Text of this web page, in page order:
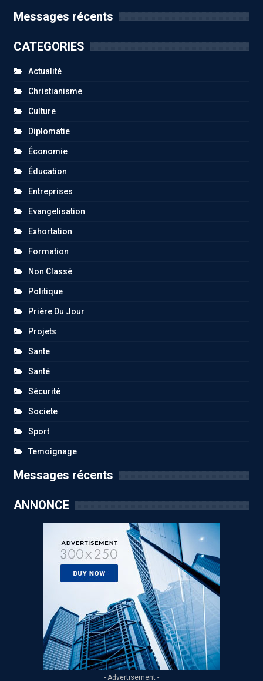
Messages récents
CATEGORIES
Actualité
Christianisme
Culture
Diplomatie
Économie
Éducation
Entreprises
Evangelisation
Exhortation
Formation
Non Classé
Politique
Prière Du Jour
Projets
Sante
Santé
Sécurité
Societe
Sport
Temoignage
Messages récents
ANNONCE
- Advertisement -